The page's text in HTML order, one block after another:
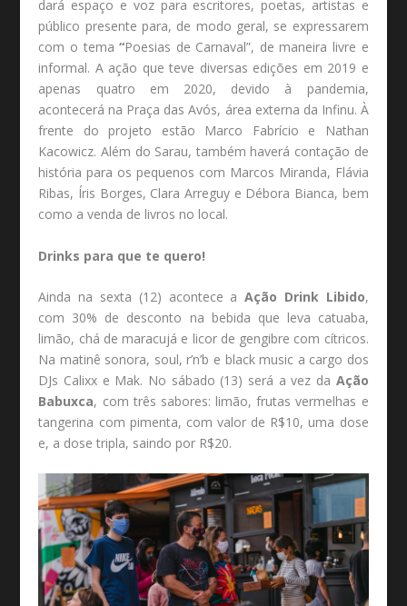
dará espaço e voz para escritores, poetas, artistas e
público presente para, de modo geral, se expressarem
com o tema “Poesias de Carnaval”, de maneira livre e
informal. A ação que teve diversas edições em 2019 e
apenas quatro em 2020, devido à pandemia,
acontecerá na Praça das Avós, área externa da Infinu. À
frente do projeto estão Marco Fabrício e Nathan
Kacowicz. Além do Sarau, também haverá contação de
história para os pequenos com Marcos Miranda, Flávia
Ribas, Íris Borges, Clara Arreguy e Débora Bianca, bem
como a venda de livros no local.
Drinks para que te quero!
Ainda na sexta (12) acontece aAção Drink Libido,
com 30% de desconto na bebida que leva catuaba,
limão, chá de maracujá e licor de gengibre com cítricos.
Na matinê sonora, soul, r’n’b e black music a cargo dos
DJs Calixx e Mak. No sábado (13) será a vez da Ação
Babuxca, com três sabores: limão, frutas vermelhas e
tangerina com pimenta, com valor de R$10, uma dose
e, a dose tripla, saindo por R$20.